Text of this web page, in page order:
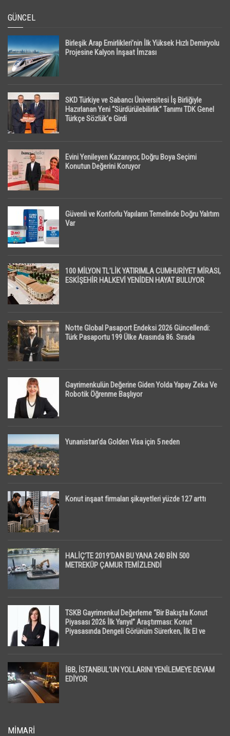
GÜNCEL
Birleşik Arap Emirlikleri’nin İlk Yüksek Hızlı Demiryolu
Projesine Kalyon İnşaat İmzası
SKD Türkiye ve Sabancı Üniversitesi İş Birliğiyle
Hazırlanan Yeni “Sürdürülebilirlik” Tanımı TDK Genel
Türkçe Sözlük’e Girdi
Evini Yenileyen Kazanıyor, Doğru Boya Seçimi
Konutun Değerini Koruyor
Güvenli ve Konforlu Yapıların Temelinde Doğru Yalıtım
Var
100 MİLYON TL’LİK YATIRIMLA CUMHURİYET MİRASI,
ESKİŞEHİR HALKEVİ YENİDEN HAYAT BULUYOR
Notte Global Pasaport Endeksi 2026 Güncellendi:
Türk Pasaportu 199 Ülke Arasında 86. Sırada
Gayrimenkulün Değerine Giden Yolda Yapay Zeka Ve
Robotik Öğrenme Başlıyor
Yunanistan’da Golden Visa için 5 neden
Konut inşaat firmaları şikayetleri yüzde 127 arttı
HALİÇ’TE 2019’DAN BU YANA 240 BİN 500
METREKÜP ÇAMUR TEMİZLENDİ
TSKB Gayrimenkul Değerleme “Bir Bakışta Konut
Piyasası 2026 İlk Yarıyıl” Araştırması: Konut
Piyasasında Dengeli Görünüm Sürerken, İlk El ve
İBB, İSTANBUL’UN YOLLARINI YENİLEMEYE DEVAM
EDİYOR
MIMARI